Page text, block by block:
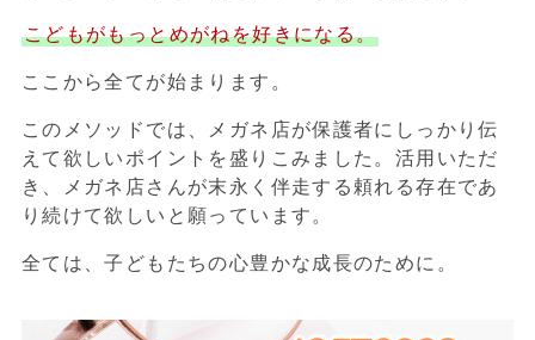
こどもがもっとめがねを好きになる。
ここから全てが始まります。
このメソッドでは、メガネ店が保護者にしっかり伝
えて欲しいポイントを盛りこみました。活用いただ
き、メガネ店さんが末永く伴走する頼れる存在であ
り続けて欲しいと願っています。
全ては、子どもたちの心豊かな成長のために。